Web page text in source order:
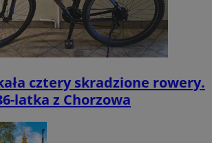
cztery skradzione rowery.
latka z Chorzowa